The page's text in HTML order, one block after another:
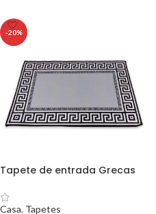
-20%
Tapete de entrada Grecas
Casa, Tapetes